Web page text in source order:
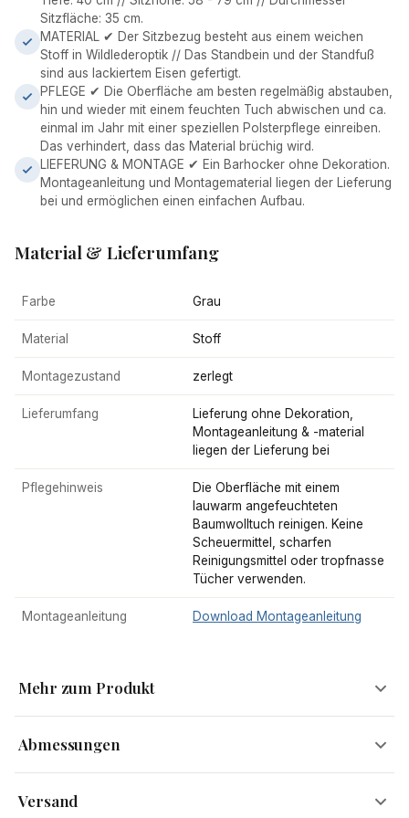
Sitzfläche: 35 cm.
MATERIAL ✔ Der Sitzbezug besteht aus einem weichen
Stoff in Wildlederoptik // Das Standbein und der Standfuß
sind aus lackiertem Eisen gefertigt.
PFLEGE ✔ Die Oberfläche am besten regelmäßig abstauben,
hin und wieder mit einem feuchten Tuch abwischen und ca.
einmal im Jahr mit einer speziellen Polsterpflege einreiben.
Das verhindert, dass das Material brüchig wird.
LIEFERUNG & MONTAGE ✔ Ein Barhocker ohne Dekoration.
Montageanleitung und Montagematerial liegen der Lieferung
bei und ermöglichen einen einfachen Aufbau.
Material & Lieferumfang
Farbe Grau
Material Stoff
Montagezustand zerlegt
Lieferumfang
Lieferung ohne Dekoration,
Montageanleitung & -material
liegen der Lieferung bei
Pflegehinweis
Die Oberfläche mit einem
lauwarm angefeuchteten
Baumwolltuch reinigen. Keine
Scheuermittel, scharfen
Reinigungsmittel oder tropfnasse
Tücher verwenden.
Montageanleitung Download Montageanleitung
Mehr zum Produkt
Die bequeme Alternative
Abmessungen
Versand